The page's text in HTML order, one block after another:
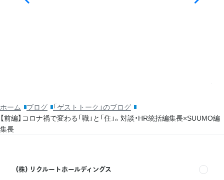
ホーム ブログ
「ゲストトーク」のブログ
【前編】コロナ禍で変わる「職」と「住」。対談・HR統括編集長×SUUMO編
集長
(株) リクルートホールディングス